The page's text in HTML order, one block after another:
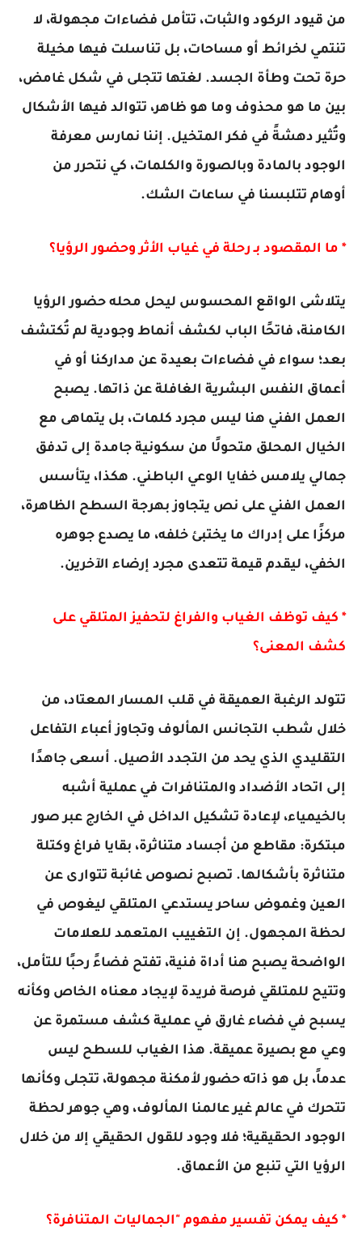
من قيود الركود والثبات، تتأمل فضاءات مجهولة، لا
تنتمي لخرائط أو مساحات، بل تناسلت فيها مخيلة
حرة تحت وطأة الجسد. لغتها تتجلى في شكل غامض،
بين ما هو محذوف وما هو ظاهر، تتوالد فيها الأشكال
وتُثير دهشةً في فكر المتخيل. إننا نمارس معرفة
الوجود بالمادة وبالصورة والكلمات، كي نتحرر من
أوهام تتلبسنا في ساعات الشك.
* ما المقصود بـ رحلة في غياب الأثر وحضور الرؤيا؟
يتلاشى الواقع المحسوس ليحل محله حضور الرؤيا
الكامنة، فاتحًا الباب لكشف أنماط وجودية لم تُكتشف
بعد؛ سواء في فضاءات بعيدة عن مداركنا أو في
أعماق النفس البشرية الغافلة عن ذاتها. يصبح
العمل الفني هنا ليس مجرد كلمات، بل يتماهى مع
الخيال المحلق متحولًا من سكونية جامدة إلى تدفق
جمالي يلامس خفايا الوعي الباطني. هكذا، يتأسس
العمل الفني على نص يتجاوز بهرجة السطح الظاهرة،
مركزًا على إدراك ما يختبئ خلفه، ما يصدع جوهره
الخفي، ليقدم قيمة تتعدى مجرد إرضاء الآخرين.
* كيف توظف الغياب والفراغ لتحفيز المتلقي على
كشف المعنى؟
تتولد الرغبة العميقة في قلب المسار المعتاد، من
خلال شطب التجانس المألوف وتجاوز أعباء التفاعل
التقليدي الذي يحد من التجدد الأصيل. أسعى جاهدًا
إلى اتحاد الأضداد والمتنافرات في عملية أشبه
بالخيمياء، لإعادة تشكيل الداخل في الخارج عبر صور
مبتكرة: مقاطع من أجساد متناثرة، بقايا فراغ وكتلة
متناثرة بأشكالها. تصبح نصوص غائبة تتوارى عن
العين وغموض ساحر يستدعي المتلقي ليغوص في
لحظة المجهول. إن التغييب المتعمد للعلامات
الواضحة يصبح هنا أداة فنية، تفتح فضاءً رحبًا للتأمل،
وتتيح للمتلقي فرصة فريدة لإيجاد معناه الخاص وكأنه
يسبح في فضاء غارق في عملية كشف مستمرة عن
وعي مع بصيرة عميقة. هذا الغياب للسطح ليس
عدماً، بل هو ذاته حضور لأمكنة مجهولة، تتجلى وكأنها
تتحرك في عالم غير عالمنا المألوف، وهي جوهر لحظة
الوجود الحقيقية؛ فلا وجود للقول الحقيقي إلا من خلال
الرؤيا التي تنبع من الأعماق.
* كيف يمكن تفسير مفهوم "الجماليات المتنافرة؟